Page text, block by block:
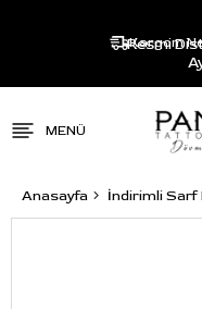
Resmi
Kargom
Anasayfa İndirimli Sarf